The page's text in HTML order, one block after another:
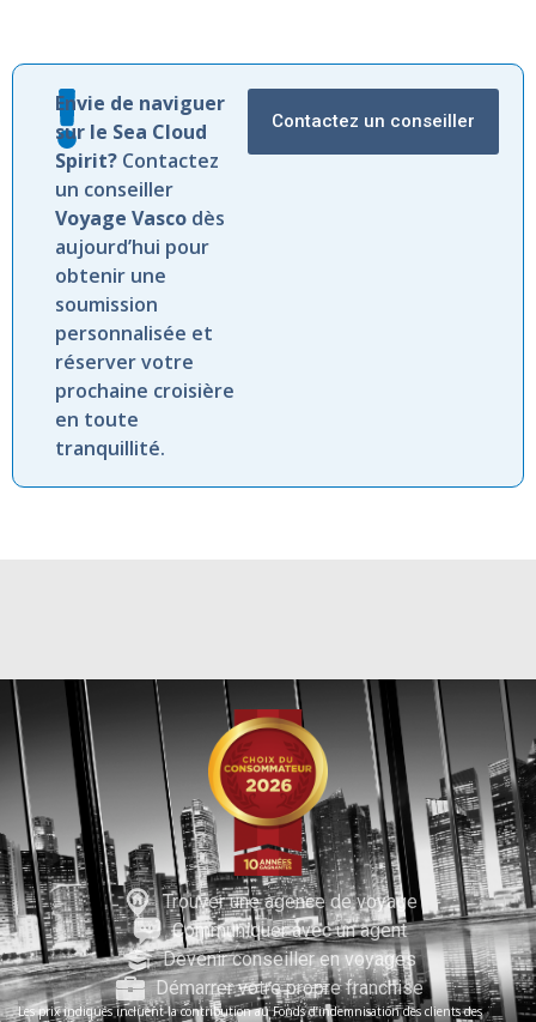
Envie de naviguer
sur le Sea Cloud
Spirit? Contactez
un conseiller
Voyage Vasco dès
aujourd’hui pour
obtenir une
soumission
personnalisée et
réserver votre
prochaine croisière
en toute
tranquillité.
Contactez un conseiller
Trouver une agence de voyage
Communiquer avec un agent
Devenir conseiller en voyages
Démarrer votre propre franchise
Les prix indiqués incluent la contribution au Fonds d’indemnisation des clients des